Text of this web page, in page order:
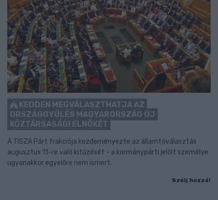
KEDDEN MEGVÁLASZTHATJA AZ
ORSZÁGGYŰLÉS MAGYARORSZÁG ÚJ
KÖZTÁRSASÁGI ELNÖKÉT
A TISZA Párt frakciója kezdeményezte az államfőválasztás
augusztus 11-re való kitűzését - a kormánypárti jelölt személye
ugyanakkor egyelőre nem ismert.
Szólj hozzá!